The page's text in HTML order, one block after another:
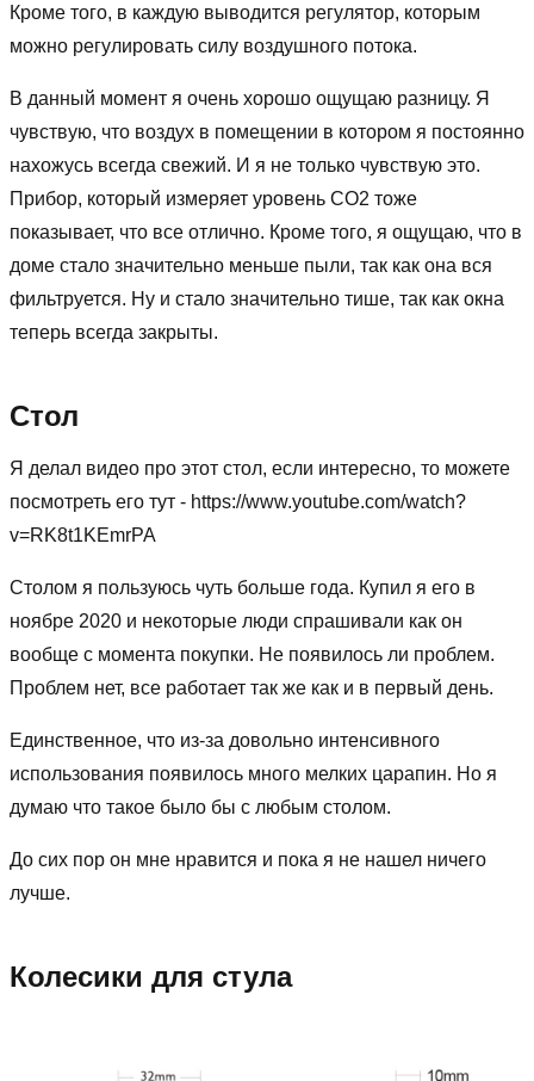
Кроме того, в каждую выводится регулятор, которым
можно регулировать силу воздушного потока.
В данный момент я очень хорошо ощущаю разницу. Я
чувствую, что воздух в помещении в котором я постоянно
нахожусь всегда свежий. И я не только чувствую это.
Прибор, который измеряет уровень CO2 тоже
показывает, что все отлично. Кроме того, я ощущаю, что в
доме стало значительно меньше пыли, так как она вся
фильтруется. Ну и стало значительно тише, так как окна
теперь всегда закрыты.
Стол
Я делал видео про этот стол, если интересно, то можете
посмотреть его тут - https://www.youtube.com/watch?
v=RK8t1KEmrPA
Столом я пользуюсь чуть больше года. Купил я его в
ноябре 2020 и некоторые люди спрашивали как он
вообще с момента покупки. Не появилось ли проблем.
Проблем нет, все работает так же как и в первый день.
Единственное, что из-за довольно интенсивного
использования появилось много мелких царапин. Но я
думаю что такое было бы с любым столом.
До сих пор он мне нравится и пока я не нашел ничего
лучше.
Колесики для стула